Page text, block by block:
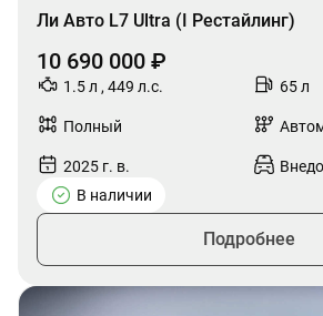
Ли Авто L7 Ultra (I Рестайлинг)
10 690 000 ₽
1.5 л , 449 л.с. 65 л
Полный
2025 г. в.
В наличии
Подробнее